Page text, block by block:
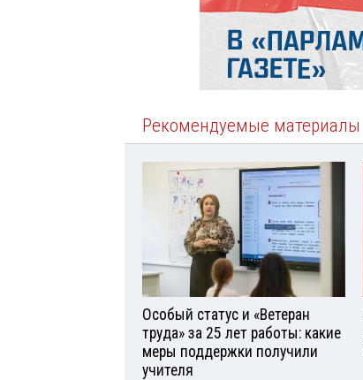
Рекомендуемые материалы
Особый статус и «Ветеран
труда» за 25 лет работы: какие
меры поддержки получили
учителя